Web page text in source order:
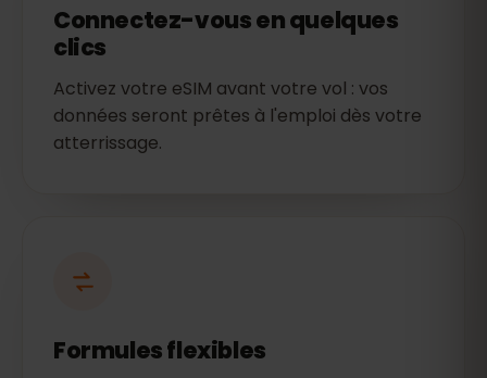
Connectez-vous en quelques
clics
Activez votre eSIM avant votre vol : vos
données seront prêtes à l'emploi dès votre
atterrissage.
Formules flexibles